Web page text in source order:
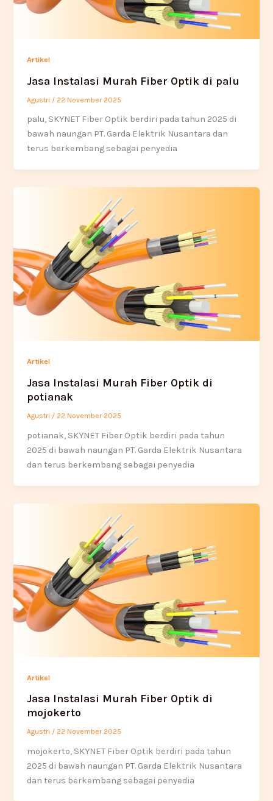
Artikel
Jasa Instalasi Murah Fiber Optik di palu
Agustri / 22 November 2025
palu, SKYNET Fiber Optik berdiri pada tahun 2025 di
bawah naungan PT. Garda Elektrik Nusantara dan
terus berkembang sebagai penyedia
Artikel
Jasa Instalasi Murah Fiber Optik di
potianak
Agustri / 22 November 2025
potianak, SKYNET Fiber Optik berdiri pada tahun
2025 di bawah naungan PT. Garda Elektrik Nusantara
dan terus berkembang sebagai penyedia
Artikel
Jasa Instalasi Murah Fiber Optik di
mojokerto
Agustri / 22 November 2025
mojokerto, SKYNET Fiber Optik berdiri pada tahun
2025 di bawah naungan PT. Garda Elektrik Nusantara
dan terus berkembang sebagai penyedia